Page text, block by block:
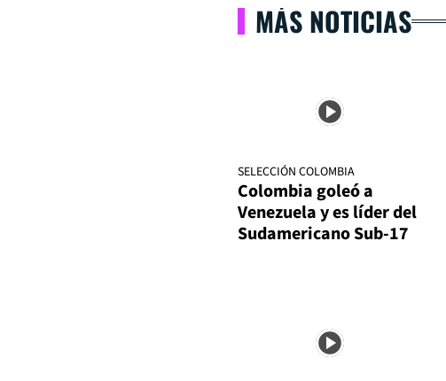
MÁS NOTICIAS
SELECCIÓN COLOMBIA
Colombia goleó a
Venezuela y es líder del
Sudamericano Sub-17